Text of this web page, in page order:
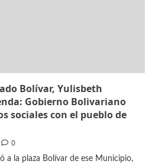
Bolívar, Yulisbeth
Gobierno Bolivariano
sociales con el pueblo de
0
a la plaza Bolívar de ese Municipio,